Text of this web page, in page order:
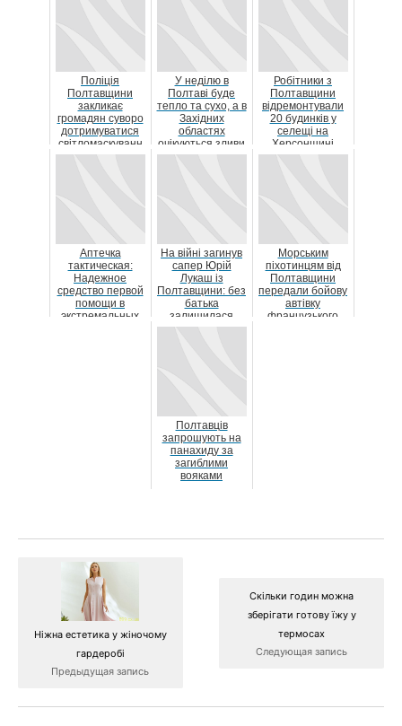
Поліція
Полтавщини
закликає
громадян суворо
дотримуватися
світломаскуванн
я
У неділю в
Полтаві буде
тепло та сухо, а в
Західних
областях
очікуються зливи
Робітники з
Полтавщини
відремонтували
20 будинків у
селещі на
Херсонщині
Аптечка
тактическая:
Надежное
средство первой
помощи в
экстремальных
На війні загинув
сапер Юрій
Лукаш із
Полтавщини: без
батька
залишилася
донька
Морським
піхотинцям від
Полтавщини
передали бойову
автівку
французького
Полтавців
запрошують на
панахиду за
загиблими
вояками
Ніжна естетика у жіночому
гардеробі
Предыдущая запись
Скільки годин можна
зберігати готову їжу у
термосах
Следующая запись